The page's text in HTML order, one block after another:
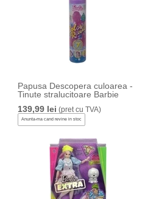
Papusa Descopera culoarea -
Tinute stralucitoare Barbie
139,99 lei (pret cu TVA)
Anunta-ma cand revine in stoc